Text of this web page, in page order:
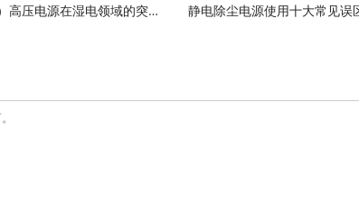
恒高频（调幅型）高压电源在湿电领域的突破：技术原理与应用优势